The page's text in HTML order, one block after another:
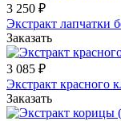
3 250 ₽
Экстракт лапчатки
Заказать
3 085 ₽
Экстракт красного
Заказать